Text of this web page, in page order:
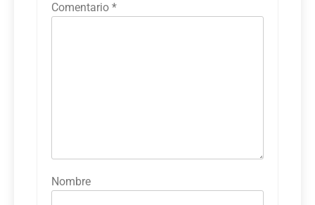
Comentario *
Nombre